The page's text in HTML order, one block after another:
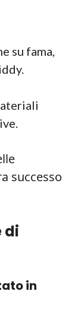
su fama,
successo
di
in